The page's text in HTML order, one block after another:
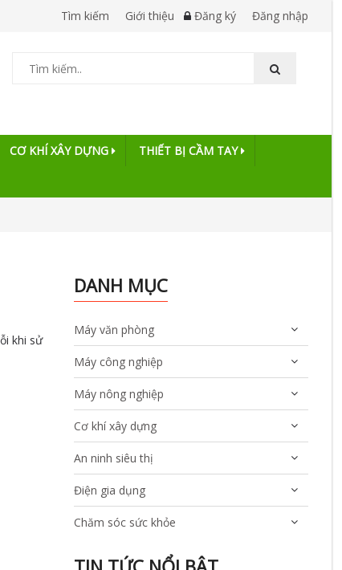
Tìm kiếm Giới thiệu Đăng ký Đăng nhập
CƠ KHÍ XÂY DỰNG THIẾT BỊ CẦM TAY
khi sử
DANH MỤC
Máy văn phòng
Máy công nghiệp
Máy nông nghiệp
Cơ khí xây dựng
An ninh siêu thị
Điện gia dụng
Chăm sóc sức khỏe